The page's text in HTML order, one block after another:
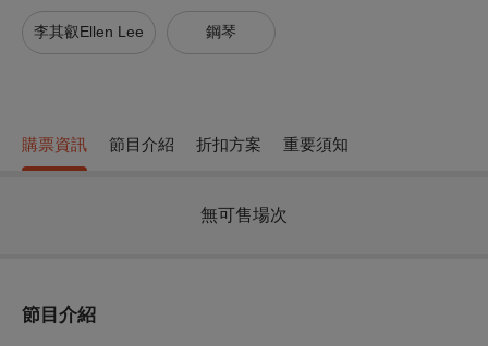
李其叡Ellen Lee 鋼琴
購票資訊 節目介紹 折扣方案 重要須知
無可售場次
節目介紹